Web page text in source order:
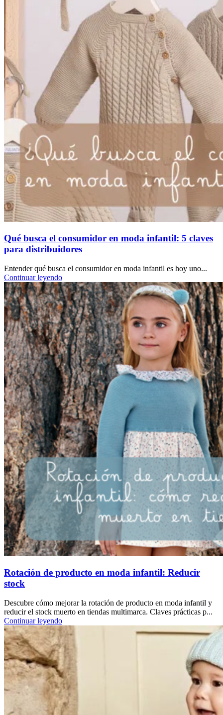
Qué busca el consumidor en moda infantil: 5 claves
para distribuidores
Entender qué busca el consumidor en moda infantil es hoy uno...
Continuar leyendo
Rotación de producto en moda infantil: Reducir
stock
Descubre cómo mejorar la rotación de producto en moda infantil y
reducir el stock muerto en tiendas multimarca. Claves prácticas p...
Continuar leyendo